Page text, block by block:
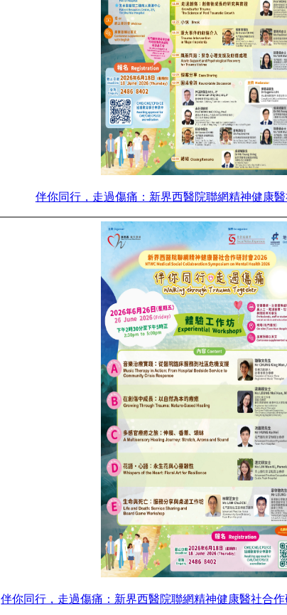
伴你同行，走過傷痛：新界西醫院聯網精神健康
伴你同行，走過傷痛：新界西醫院聯網精神健康醫社合